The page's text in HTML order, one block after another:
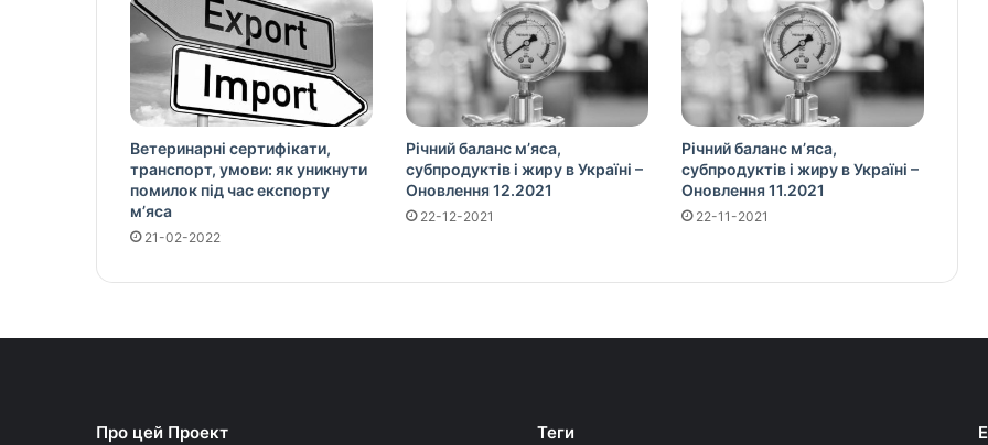
Ветеринарні сертифікати,
транспорт, умови: як уникнути
помилок під час експорту
м’яса
21-02-2022
Річний баланс м’яса,
субпродуктів і жиру в Україні –
Оновлення 12.2021
22-12-2021
Річний баланс м’яса,
субпродуктів і жиру в Україні –
Оновлення 11.2021
22-11-2021
Про цей Проект Теги